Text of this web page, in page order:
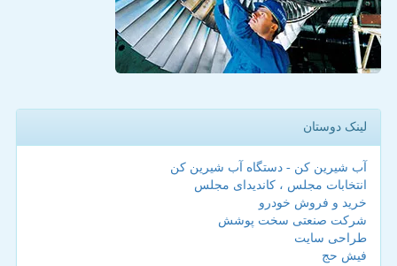
لینک دوستان
آب شیرین کن - دستگاه آب شیرین کن
انتخابات مجلس ، کاندیدای مجلس
خرید و فروش خودرو
شرکت صنعتی سخت پوشش
طراحی سایت
فیش حج